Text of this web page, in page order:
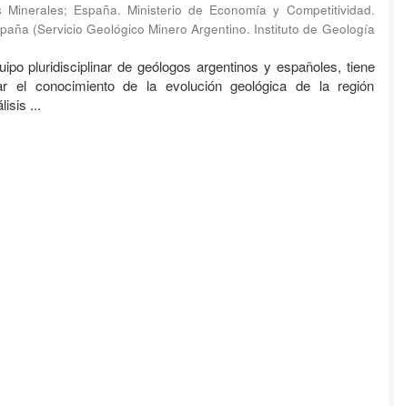
; España. Ministerio de Economía y Competitividad.
(Servicio Geológico Minero Argentino. Instituto de Geología
pluridisciplinar de geólogos argentinos y españoles, tiene
el conocimiento de la evolución geológica de la región
...